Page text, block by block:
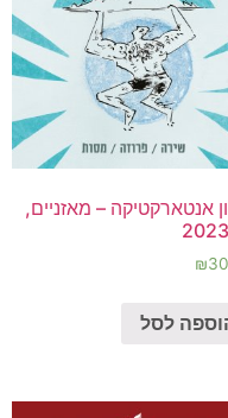
אנטארקטיקה – מאזניים,
₪
לסל